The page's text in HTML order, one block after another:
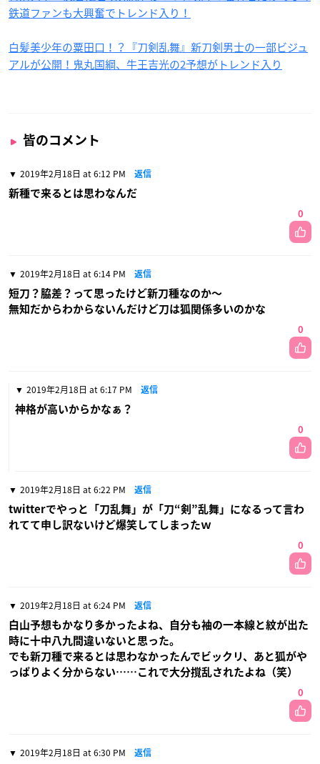
鉄道ファンも大興奮でトレンド入り！
白髪美少年の粟田口！？『刀剣乱舞』新刀剣男士の一部ビジュ
アルが公開！鬼丸国綱、牛王吉光の2予想がトレンド入り
皆のコメント
2019年2月18日 at 6:12 PM 返信
新種で来るとは思わなんだ
0
2019年2月18日 at 6:14 PM 返信
短刀？脇差？って思ったけど新刀種なのか〜
無知だからわからないんだけど刀は狐関係多いのかな
0
2019年2月18日 at 6:17 PM 返信
神格が高いからかなぁ？
0
2019年2月18日 at 6:22 PM 返信
twitterでやっと「刀乱舞」が「刀“剣”乱舞」になるって言わ
れてて申し訳ないけど爆笑してしまったｗ
0
2019年2月18日 at 6:24 PM 返信
白山予想もかなり多かったよね、自分も袖の一本線と紋が出た
時に十中八九間違いないと思った。
でも新刀種で来るとは思わなかったんでビックリ、あと狐がや
っぱりよく分からない……これで大分撹乱されたよね（笑）
0
2019年2月18日 at 6:30 PM 返信